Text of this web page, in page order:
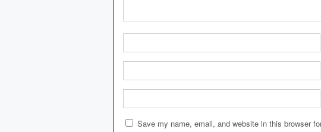
Save my name, email, and website in this browser